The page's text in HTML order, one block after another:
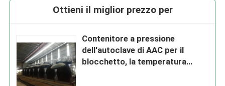
Ottieni il miglior prezzo per
Contenitore a pressione
dell'autoclave di AAC per il
blocchetto, la temperatura